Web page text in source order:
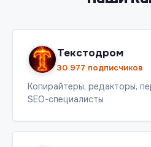
Текстодром
30 977 подписчиков
Копирайтеры, редакторы,
SEO-специалисты